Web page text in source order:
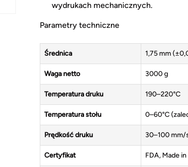
wydrukach mechanicznych.
Parametry techniczne
Średnica 1,75 mm
Waga netto 3000 g
Temperatura druku 190–220°C
Temperatura stołu 0–60°C
Prędkość druku 30–100 mm/
Certyfikat FDA, Made